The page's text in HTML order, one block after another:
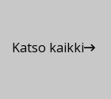
Katso kaikki